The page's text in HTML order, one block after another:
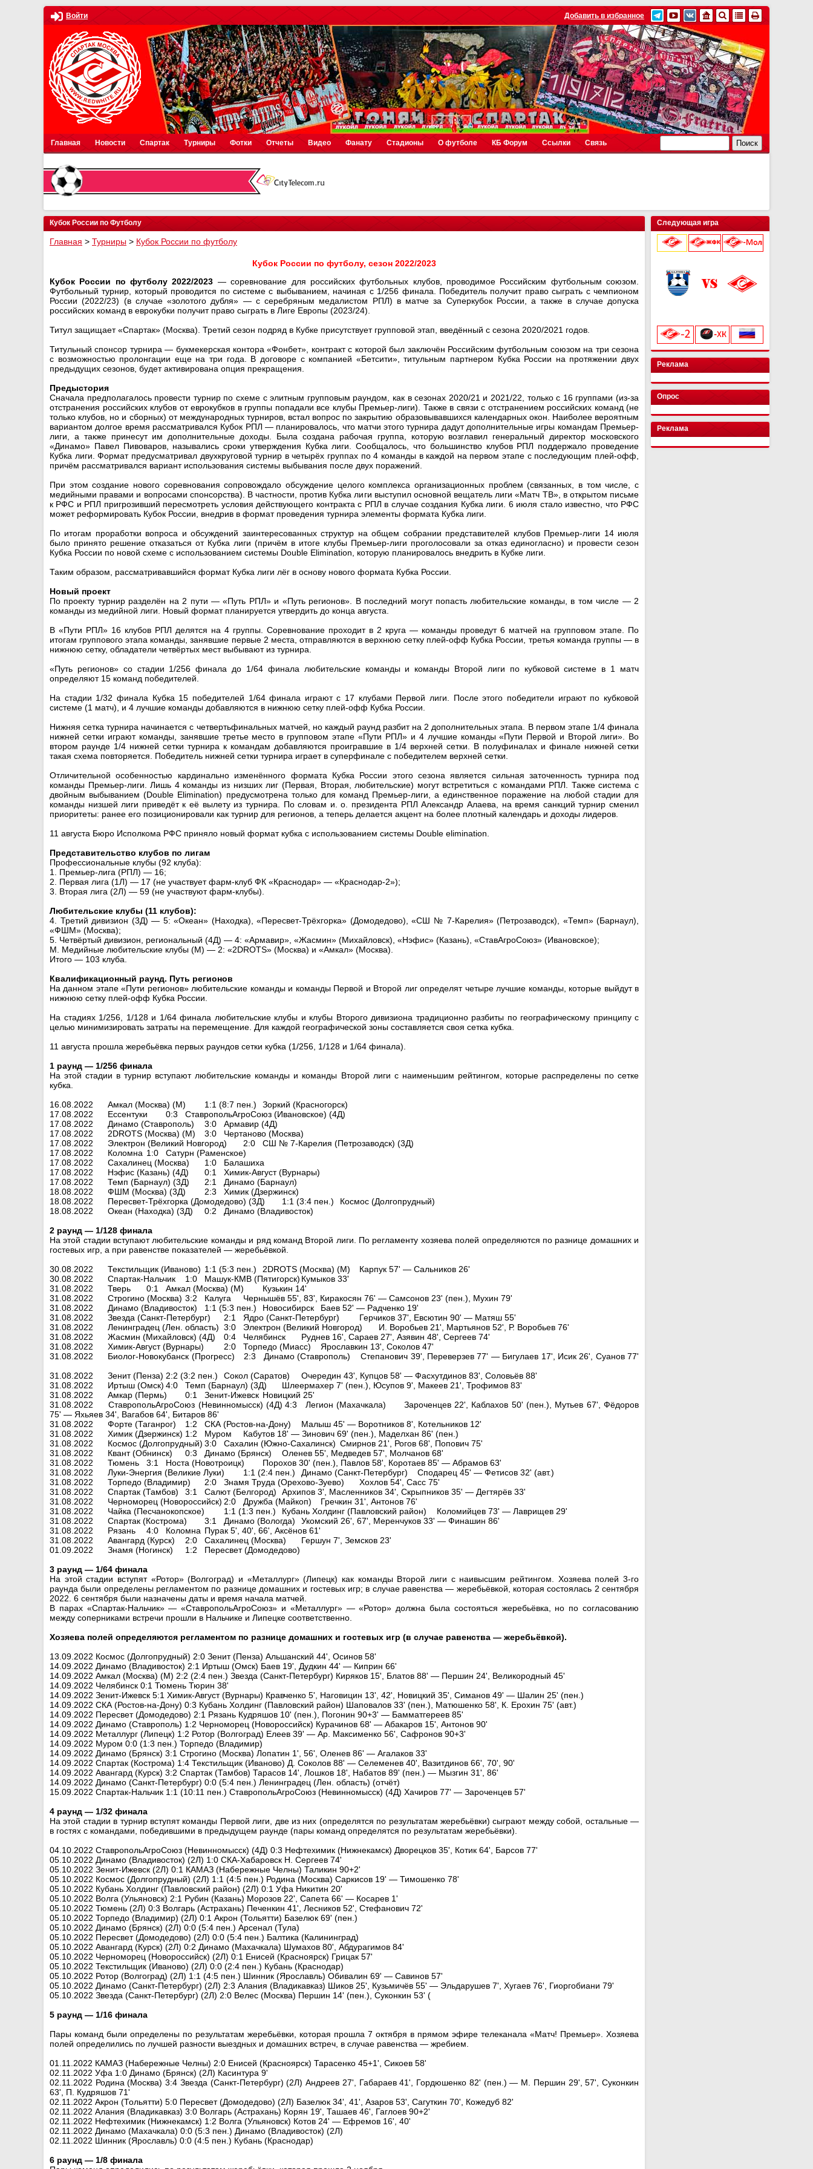
Войти Добавить в избранное
Главная Новости Спартак Турниры Фотки Отчеты Видео Фанату Стадионы О футболе КБ Форум Ссылки Связь
Кубок России по Футболу
Главная > Турниры > Кубок России по футболу
Кубок России по футболу, сезон 2022/2023
Кубок России по футболу 2022/2023 — соревнование для российских футбольных клубов, проводимое Российским футбольным союзом.
Футбольный турнир, который проводится по системе с выбыванием, начиная с 1/256 финала. Победитель получит право сыграть с чемпионом
России (2022/23) (в случае «золотого дубля» — с серебряным медалистом РПЛ) в матче за Суперкубок России, а также в случае допуска
российских команд в еврокубки получит право сыграть в Лиге Европы (2023/24).
Титул защищает «Спартак» (Москва). Третий сезон подряд в Кубке присутствует групповой этап, введённый с сезона 2020/2021 годов.
Титульный спонсор турнира — букмекерская контора «Фонбет», контракт с которой был заключён Российским футбольным союзом на три сезона
с возможностью пролонгации еще на три года. В договоре с компанией «Бетсити», титульным партнером Кубка России на протяжении двух
предыдущих сезонов, будет активирована опция прекращения.
Предыстория
Сначала предполагалось провести турнир по схеме с элитным групповым раундом, как в сезонах 2020/21 и 2021/22, только с 16 группами (из-за
отстранения российских клубов от еврокубков в группы попадали все клубы Премьер-лиги). Также в связи с отстранением российских команд (не
только клубов, но и сборных) от международных турниров, встал вопрос по закрытию образовывавшихся календарных окон. Наиболее вероятным
вариантом долгое время рассматривался Кубок РПЛ — планировалось, что матчи этого турнира дадут дополнительные игры командам Премьер-
лиги, а также принесут им дополнительные доходы. Была создана рабочая группа, которую возглавил генеральный директор московского
«Динамо» Павел Пивоваров, назывались сроки утверждения Кубка лиги. Сообщалось, что большинство клубов РПЛ поддержало проведение
Кубка лиги. Формат предусматривал двухкруговой турнир в четырёх группах по 4 команды в каждой на первом этапе с последующим плей-офф,
причём рассматривался вариант использования системы выбывания после двух поражений.
При этом создание нового соревнования сопровождало обсуждение целого комплекса организационных проблем (связанных, в том числе, с
медийными правами и вопросами спонсорства). В частности, против Кубка лиги выступил основной вещатель лиги «Матч ТВ», в открытом письме
к РФС и РПЛ пригрозивший пересмотреть условия действующего контракта с РПЛ в случае создания Кубка лиги. 6 июля стало известно, что РФС
может реформировать Кубок России, внедрив в формат проведения турнира элементы формата Кубка лиги.
По итогам проработки вопроса и обсуждений заинтересованных структур на общем собрании представителей клубов Премьер-лиги 14 июля
было принято решение отказаться от Кубка лиги (причём в итоге клубы Премьер-лиги проголосовали за отказ единогласно) и провести сезон
Кубка России по новой схеме с использованием системы Double Elimination, которую планировалось внедрить в Кубке лиги.
Таким образом, рассматривавшийся формат Кубка лиги лёг в основу нового формата Кубка России.
Новый проект
По проекту турнир разделён на 2 пути — «Путь РПЛ» и «Путь регионов». В последний могут попасть любительские команды, в том числе — 2
команды из медийной лиги. Новый формат планируется утвердить до конца августа.
В «Пути РПЛ» 16 клубов РПЛ делятся на 4 группы. Соревнование проходит в 2 круга — команды проведут 6 матчей на групповом этапе. По
итогам группового этапа команды, занявшие первые 2 места, отправляются в верхнюю сетку плей-офф Кубка России, третья команда группы — в
нижнюю сетку, обладатели четвёртых мест выбывают из турнира.
«Путь регионов» со стадии 1/256 финала до 1/64 финала любительские команды и команды Второй лиги по кубковой системе в 1 матч
определяют 15 команд победителей.
На стадии 1/32 финала Кубка 15 победителей 1/64 финала играют с 17 клубами Первой лиги. После этого победители играют по кубковой
системе (1 матч), и 4 лучшие команды добавляются в нижнюю сетку плей-офф Кубка России.
Нижняя сетка турнира начинается с четвертьфинальных матчей, но каждый раунд разбит на 2 дополнительных этапа. В первом этапе 1/4 финала
нижней сетки играют команды, занявшие третье место в групповом этапе «Пути РПЛ» и 4 лучшие команды «Пути Первой и Второй лиги». Во
втором раунде 1/4 нижней сетки турнира к командам добавляются проигравшие в 1/4 верхней сетки. В полуфиналах и финале нижней сетки
такая схема повторяется. Победитель нижней сетки турнира играет в суперфинале с победителем верхней сетки.
Отличительной особенностью кардинально изменённого формата Кубка России этого сезона является сильная заточенность турнира под
команды Премьер-лиги. Лишь 4 команды из низших лиг (Первая, Вторая, любительские) могут встретиться с командами РПЛ. Также система с
двойным выбыванием (Double Elimination) предусмотрена только для команд Премьер-лиги, а единственное поражение на любой стадии для
команды низшей лиги приведёт к её вылету из турнира. По словам и. о. президента РПЛ Александр Алаева, на время санкций турнир сменил
приоритеты: ранее его позиционировали как турнир для регионов, а теперь делается акцент на более плотный календарь и доходы лидеров.
11 августа Бюро Исполкома РФС приняло новый формат кубка с использованием системы Double elimination.
Представительство клубов по лигам
Профессиональные клубы (92 клуба):
1. Премьер-лига (РПЛ) — 16;
2. Первая лига (1Л) — 17 (не участвует фарм-клуб ФК «Краснодар» — «Краснодар-2»);
3. Вторая лига (2Л) — 59 (не участвуют фарм-клубы).
Любительские клубы (11 клубов):
4. Третий дивизион (3Д) — 5: «Океан» (Находка), «Пересвет-Трёхгорка» (Домодедово), «СШ № 7-Карелия» (Петрозаводск), «Темп» (Барнаул),
«ФШМ» (Москва);
5. Четвёртый дивизион, региональный (4Д) — 4: «Армавир», «Жасмин» (Михайловск), «Нэфис» (Казань), «СтавАгроСоюз» (Ивановское);
М. Медийные любительские клубы (М) — 2: «2DROTS» (Москва) и «Амкал» (Москва).
Итого — 103 клуба.
Квалификационный раунд. Путь регионов
На данном этапе «Пути регионов» любительские команды и команды Первой и Второй лиг определят четыре лучшие команды, которые выйдут в
нижнюю сетку плей-офф Кубка России.
На стадиях 1/256, 1/128 и 1/64 финала любительские клубы и клубы Второго дивизиона традиционно разбиты по географическому принципу с
целью минимизировать затраты на перемещение. Для каждой географической зоны составляется своя сетка кубка.
11 августа прошла жеребьёвка первых раундов сетки кубка (1/256, 1/128 и 1/64 финала).
1 раунд — 1/256 финала
На этой стадии в турнир вступают любительские команды и команды Второй лиги с наименьшим рейтингом, которые распределены по сетке
кубка.
16.08.2022
Амкал (Москва) (М) 1:1 (8:7 пен.)
Зоркий (Красногорск)
17.08.2022
Ессентуки 0:3
СтавропольАгроСоюз (Ивановское) (4Д)
17.08.2022
Динамо (Ставрополь) 3:0
Армавир (4Д)
17.08.2022
2DROTS (Москва) (М) 3:0
Чертаново (Москва)
17.08.2022
Электрон (Великий Новгород) 2:0
СШ № 7-Карелия (Петрозаводск) (3Д)
17.08.2022
Коломна 1:0
Сатурн (Раменское)
17.08.2022
Сахалинец (Москва) 1:0
Балашиха
17.08.2022
Нэфис (Казань) (4Д) 0:1
Химик-Август (Вурнары)
17.08.2022
Темп (Барнаул) (3Д) 2:1
Динамо (Барнаул)
18.08.2022
ФШМ (Москва) (3Д) 2:3
Химик (Дзержинск)
18.08.2022
Пересвет-Трёхгорка (Домодедово) (3Д) 1:1 (3:4 пен.)
Космос (Долгопрудный)
18.08.2022
Океан (Находка) (3Д) 0:2
Динамо (Владивосток)
2 раунд — 1/128 финала
На этой стадии вступают любительские команды и ряд команд Второй лиги. По регламенту хозяева полей определяются по разнице домашних и
гостевых игр, а при равенстве показателей — жеребьёвкой.
30.08.2022
Текстильщик (Иваново) 1:1 (5:3 пен.) 2DROTS (Москва) (М)
Карпук 57' — Сальников 26'
30.08.2022
Спартак-Нальчик 1:0 Машук-КМВ (Пятигорск) Кумыков 33'
31.08.2022
Тверь 0:1 Амкал (Москва) (М)
Кузькин 14'
31.08.2022
Строгино (Москва) 3:2 Калуга
Чернышёв 55', 83', Киракосян 76' — Самсонов 23' (пен.), Мухин 79'
31.08.2022
Динамо (Владивосток) 1:1 (5:3 пен.) Новосибирск
Баев 52' — Радченко 19'
31.08.2022
Звезда (Санкт-Петербург) 2:1 Ядро (Санкт-Петербург)
Герчиков 37', Евсютин 90' — Матяш 55'
31.08.2022
Ленинградец (Лен. область) 3:0 Электрон (Великий Новгород)
И. Воробьев 21', Мартьянов 52', Р. Воробьев 76'
31.08.2022
Жасмин (Михайловск) (4Д) 0:4 Челябинск
Руднев 16', Сараев 27', Азявин 48', Сергеев 74'
31.08.2022
Химик-Август (Вурнары) 2:0 Торпедо (Миасс)
Ярославкин 13', Соколов 47'
31.08.2022
Биолог-Новокубанск (Прогресс) 2:3 Динамо (Ставрополь)
Степанович 39', Переверзев 77' — Бигулаев 17', Исик 26', Суанов 77'
31.08.2022
Зенит (Пенза) 2:2 (3:2 пен.) Сокол (Саратов)
Очередин 43', Купцов 58' — Фасхутдинов 83', Соловьёв 88'
31.08.2022
Иртыш (Омск) 4:0 Темп (Барнаул) (3Д)
Шлеермахер 7' (пен.), Юсупов 9', Макеев 21', Трофимов 83'
31.08.2022
Амкар (Пермь) 0:1 Зенит-Ижевск Новицкий 25'
31.08.2022
СтавропольАгроСоюз (Невинномысск) (4Д) 4:3 Легион (Махачкала)
Зароченцев 22', Каблахов 50' (пен.), Мутьев 67', Фёдоров
75' — Яхьяев 34', Вагабов 64', Битаров 86'
31.08.2022
Форте (Таганрог) 1:2 СКА (Ростов-на-Дону)
Малыш 45' — Воротников 8', Котельников 12'
31.08.2022
Химик (Дзержинск) 1:2 Муром
Кабутов 18' — Зинович 69' (пен.), Маделхан 86' (пен.)
31.08.2022
Космос (Долгопрудный) 3:0 Сахалин (Южно-Сахалинск) Смирнов 21', Рогов 68', Попович 75'
31.08.2022
Квант (Обнинск) 0:3 Динамо (Брянск)
Оленев 55', Медведев 57', Молчанов 68'
31.08.2022
Тюмень 3:1 Носта (Новотроицк)
Порохов 30' (пен.), Павлов 58', Коротаев 85' — Абрамов 63'
31.08.2022
Луки-Энергия (Великие Луки) 1:1 (2:4 пен.) Динамо (Санкт-Петербург)
Сподарец 45' — Фетисов 32' (авт.)
31.08.2022
Торпедо (Владимир) 2:0 Знамя Труда (Орехово-Зуево)
Хохлов 54', Сасс 75'
31.08.2022
Спартак (Тамбов) 3:1 Салют (Белгород)
Архипов 3', Масленников 34', Скрыпников 35' — Дегтярёв 33'
31.08.2022
Черноморец (Новороссийск) 2:0 Дружба (Майкоп)
Гречкин 31', Антонов 76'
31.08.2022
Чайка (Песчанокопское) 1:1 (1:3 пен.) Кубань Холдинг (Павловский район)
Коломийцев 73' — Лаврищев 29'
31.08.2022
Спартак (Кострома) 3:1 Динамо (Вологда)
Укомский 26', 67', Меренчуков 33' — Финашин 86'
31.08.2022
Рязань 4:0 Коломна Пурак 5', 40', 66', Аксёнов 61'
31.08.2022
Авангард (Курск) 2:0 Сахалинец (Москва)
Гершун 7', Земсков 23'
01.09.2022
Знамя (Ногинск) 1:2
Пересвет (Домодедово)
3 раунд — 1/64 финала
На этой стадии вступят «Ротор» (Волгоград) и «Металлург» (Липецк) как команды Второй лиги с наивысшим рейтингом. Хозяева полей 3-го
раунда были определены регламентом по разнице домашних и гостевых игр; в случае равенства — жеребьёвкой, которая состоялась 2 сентября
2022. 6 сентября были назначены даты и время начала матчей.
В парах «Спартак-Нальчик» — «СтавропольАгроСоюз» и «Металлург» — «Ротор» должна была состояться жеребьёвка, но по согласованию
между соперниками встречи прошли в Нальчике и Липецке соответственно.
Хозяева полей определяются регламентом по разнице домашних и гостевых игр (в случае равенства — жеребьёвкой).
13.09.2022 Космос (Долгопрудный) 2:0 Зенит (Пенза) Альшанский 44', Осинов 58'
14.09.2022 Динамо (Владивосток) 2:1 Иртыш (Омск) Баев 19', Дудкин 44' — Киприн 66'
14.09.2022 Амкал (Москва) (М) 2:2 (2:4 пен.) Звезда (Санкт-Петербург) Киряков 15', Блатов 88' — Першин 24', Великородный 45'
14.09.2022 Челябинск 0:1 Тюмень Тюрин 38'
14.09.2022 Зенит-Ижевск 5:1 Химик-Август (Вурнары) Кравченко 5', Наговицин 13', 42', Новицкий 35', Симанов 49' — Шалин 25' (пен.)
14.09.2022 СКА (Ростов-на-Дону) 0:3 Кубань Холдинг (Павловский район) Шаповалов 33' (пен.), Матюшенко 58', К. Ерохин 75' (авт.)
14.09.2022 Пересвет (Домодедово) 2:1 Рязань Кудряшов 10' (пен.), Погонин 90+3' — Бамматгереев 85'
14.09.2022 Динамо (Ставрополь) 1:2 Черноморец (Новороссийск) Курачинов 68' — Абакаров 15', Антонов 90'
14.09.2022 Металлург (Липецк) 1:2 Ротор (Волгоград) Елеев 39' — Ар. Максименко 56', Сафронов 90+3'
14.09.2022 Муром 0:0 (1:3 пен.) Торпедо (Владимир)
14.09.2022 Динамо (Брянск) 3:1 Строгино (Москва) Лопатин 1', 56', Оленев 86' — Агалаков 33'
14.09.2022 Спартак (Кострома) 1:4 Текстильщик (Иваново) Д. Соколов 88' — Селеменев 40', Вазитдинов 66', 70', 90'
14.09.2022 Авангард (Курск) 3:2 Спартак (Тамбов) Тарасов 14', Лошков 18', Набатов 89' (пен.) — Мызгин 31', 86'
14.09.2022 Динамо (Санкт-Петербург) 0:0 (5:4 пен.) Ленинградец (Лен. область) (отчёт)
15.09.2022 Спартак-Нальчик 1:1 (10:11 пен.) СтавропольАгроСоюз (Невинномысск) (4Д) Хачиров 77' — Зароченцев 57'
4 раунд — 1/32 финала
На этой стадии в турнир вступят команды Первой лиги, две из них (определятся по результатам жеребьёвки) сыграют между собой, остальные —
в гостях с командами, победившими в предыдущем раунде (пары команд определятся по результатам жеребьёвки).
04.10.2022 СтавропольАгроСоюз (Невинномысск) (4Д) 0:3 Нефтехимик (Нижнекамск) Дворецков 35', Котик 64', Барсов 77'
05.10.2022 Динамо (Владивосток) (2Л) 1:0 СКА-Хабаровск Н. Сергеев 74'
05.10.2022 Зенит-Ижевск (2Л) 0:1 КАМАЗ (Набережные Челны) Таликин 90+2'
05.10.2022 Космос (Долгопрудный) (2Л) 1:1 (4:5 пен.) Родина (Москва) Саркисов 19' — Тимошенко 78'
05.10.2022 Кубань Холдинг (Павловский район) (2Л) 0:1 Уфа Никитин 20'
05.10.2022 Волга (Ульяновск) 2:1 Рубин (Казань) Морозов 22', Сапета 66' — Косарев 1'
05.10.2022 Тюмень (2Л) 0:3 Волгарь (Астрахань) Печенкин 41', Лесников 52', Стефанович 72'
05.10.2022 Торпедо (Владимир) (2Л) 0:1 Акрон (Тольятти) Базелюк 69' (пен.)
05.10.2022 Динамо (Брянск) (2Л) 0:0 (5:4 пен.) Арсенал (Тула)
05.10.2022 Пересвет (Домодедово) (2Л) 0:0 (5:4 пен.) Балтика (Калининград)
05.10.2022 Авангард (Курск) (2Л) 0:2 Динамо (Махачкала) Шумахов 80', Абдурагимов 84'
05.10.2022 Черноморец (Новороссийск) (2Л) 0:1 Енисей (Красноярск) Грицак 57'
05.10.2022 Текстильщик (Иваново) (2Л) 0:0 (2:4 пен.) Кубань (Краснодар)
05.10.2022 Ротор (Волгоград) (2Л) 1:1 (4:5 пен.) Шинник (Ярославль) Обивалин 69' — Савинов 57'
05.10.2022 Динамо (Санкт-Петербург) (2Л) 2:3 Алания (Владикавказ) Шиков 25', Кузьмичёв 55' — Эльдарушев 7', Хугаев 76', Гиоргобиани 79'
05.10.2022 Звезда (Санкт-Петербург) (2Л) 2:0 Велес (Москва) Першин 14' (пен.), Суконкин 53' (
5 раунд — 1/16 финала
Пары команд были определены по результатам жеребьёвки, которая прошла 7 октября в прямом эфире телеканала «Матч! Премьер». Хозяева
полей определились по лучшей разности выездных и домашних встреч, в случае равенства — жребием.
01.11.2022 КАМАЗ (Набережные Челны) 2:0 Енисей (Красноярск) Тарасенко 45+1', Сикоев 58'
02.11.2022 Уфа 1:0 Динамо (Брянск) (2Л) Касинтура 9'
02.11.2022 Родина (Москва) 3:4 Звезда (Санкт-Петербург) (2Л) Андреев 27', Габараев 41', Гордюшенко 82' (пен.) — М. Першин 29', 57', Суконкин
63', П. Кудряшов 71'
02.11.2022 Акрон (Тольятти) 5:0 Пересвет (Домодедово) (2Л) Базелюк 34', 41', Азаров 53', Сагуткин 70', Кожедуб 82'
02.11.2022 Алания (Владикавказ) 3:0 Волгарь (Астрахань) Корян 19', Ташаев 46', Гаглоев 90+2'
02.11.2022 Нефтехимик (Нижнекамск) 1:2 Волга (Ульяновск) Котов 24' — Ефремов 16', 40'
02.11.2022 Динамо (Махачкала) 0:0 (5:3 пен.) Динамо (Владивосток) (2Л)
02.11.2022 Шинник (Ярославль) 0:0 (4:5 пен.) Кубань (Краснодар)
6 раунд — 1/8 финала
Следующая игра
Реклама
Опрос
Реклама